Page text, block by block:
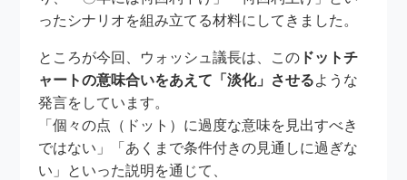
ったシナリオを組み立てる材料にしてきました。
ところが今回、ウォッシュ議長は、この ドットチ
ャートの意味合いをあえて「淡化」させるような
発言をしています。
「個々の点（ドット）に過度な意味を見出すべき
ではない」「あくまで条件付きの見通しに過ぎな
い」といった説明を通じて、